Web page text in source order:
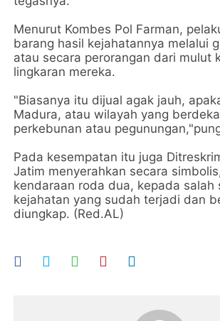
Menurut Kombes Pol Farman,
barang hasil kejahatannya melalui
atau secara perorangan dari mulut
lingkaran mereka.
"Biasanya itu dijual agak jauh,
Madura, atau wilayah yang
perkebunan atau
Pada kesempatan itu juga
Jatim menyerahkan secara
kendaraan roda dua, kepada salah
kejahatan yang sudah terjadi dan
diungkap. (Red.AL)